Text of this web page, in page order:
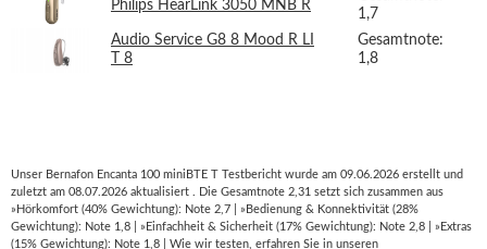
Philips HearLink 3050 MNB R
1,7
Audio Service G8 8 Mood R LI
T 8
Gesamtnote:
1,8
Unser Bernafon Encanta 100 miniBTE T Testbericht wurde am 09.06.2026 erstellt und
zuletzt am 08.07.2026 aktualisiert . Die Gesamtnote 2,31 setzt sich zusammen aus
»Hörkomfort (40% Gewichtung): Note 2,7 | »Bedienung & Konnektivität (28%
Gewichtung): Note 1,8 | »Einfachheit & Sicherheit (17% Gewichtung): Note 2,8 | »Extras
(15% Gewichtung): Note 1,8 | Wie wir testen, erfahren Sie in unseren